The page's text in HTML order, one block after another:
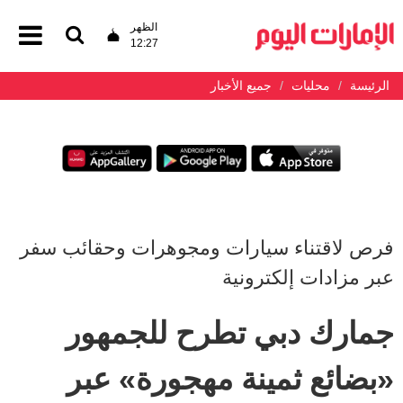
الظهر
12:27
الرئيسة محليات جميع الأخبار
فرص لاقتناء سيارات ومجوهرات وحقائب سفر
عبر مزادات إلكترونية
جمارك دبي تطرح للجمهور
«بضائع ثمينة مهجورة» عبر